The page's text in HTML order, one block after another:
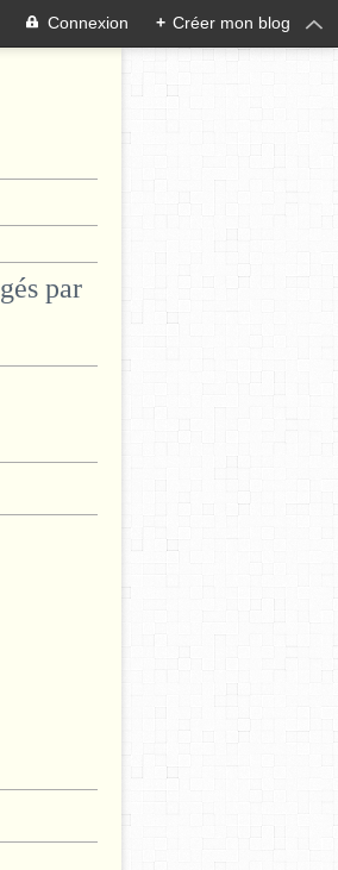
Connexion + Créer mon blog
par